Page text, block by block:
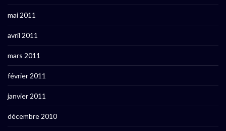
mai 2011
avril 2011
mars 2011
février 2011
janvier 2011
décembre 2010